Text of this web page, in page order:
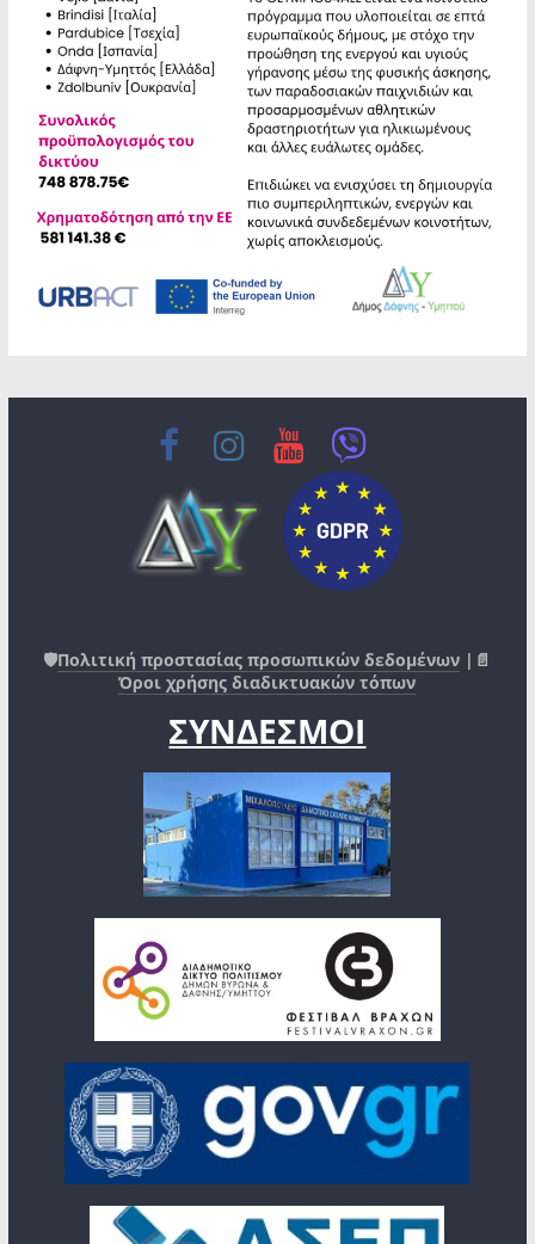
🛡️Πολιτική προστασίας προσωπικών δεδομένων |📄
Όροι χρήσης διαδικτυακών τόπων
ΣΥΝΔΕΣΜΟΙ